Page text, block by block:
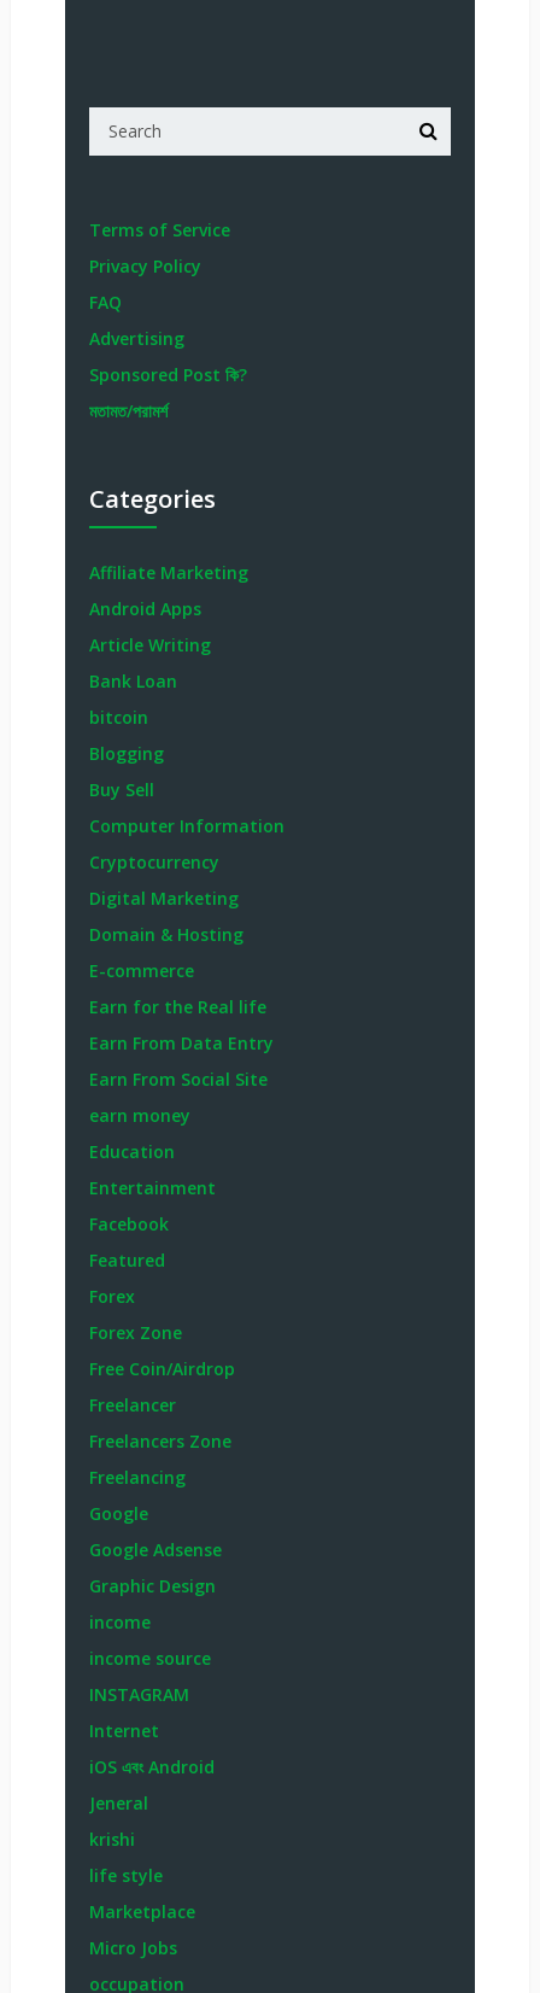
Terms of Service
Privacy Policy
FAQ
Advertising
Sponsored Post কি?
মতামত/পরামর্শ
Categories
Affiliate Marketing
Android Apps
Article Writing
Bank Loan
bitcoin
Blogging
Buy Sell
Computer Information
Cryptocurrency
Digital Marketing
Domain & Hosting
E-commerce
Earn for the Real life
Earn From Data Entry
Earn From Social Site
earn money
Education
Entertainment
Facebook
Featured
Forex
Forex Zone
Free Coin/Airdrop
Freelancer
Freelancers Zone
Freelancing
Google
Google Adsense
Graphic Design
income
income source
INSTAGRAM
Internet
iOS এবং Android
Jeneral
krishi
life style
Marketplace
Micro Jobs
occupation